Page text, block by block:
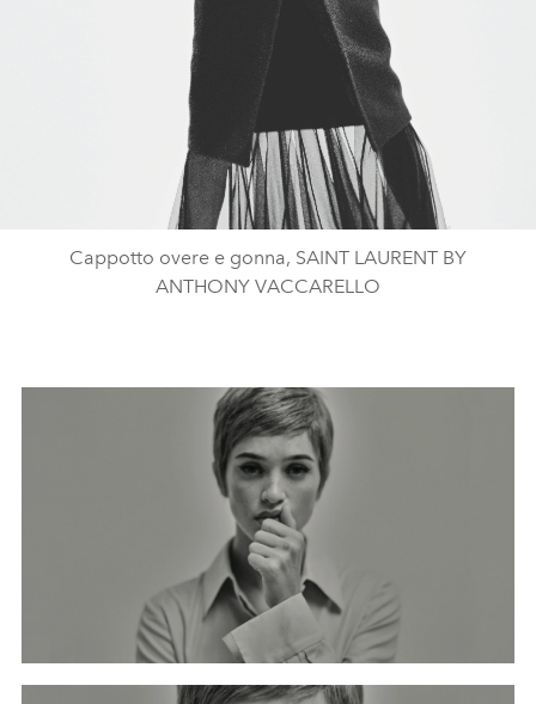
Cappotto overe e gonna, SAINT LAURENT BY
ANTHONY VACCARELLO